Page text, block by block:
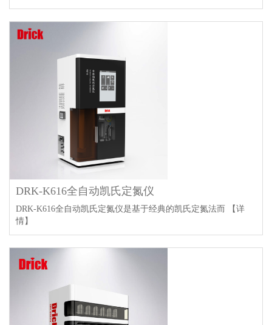
DRK-K616全自动凯氏定氮仪
DRK-K616全自动凯氏定氮仪是基于经典的凯氏定氮法而
【详
情】